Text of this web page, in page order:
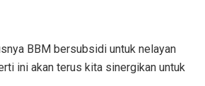
BBM bersubsidi untuk nelayan
ini akan terus kita sinergikan untuk